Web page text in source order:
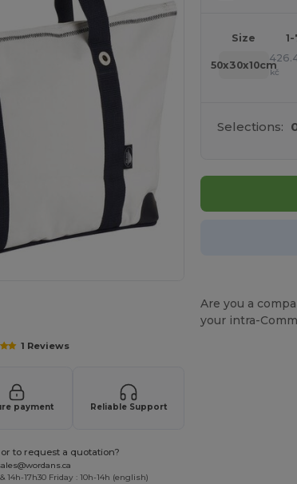
1 Reviews
payment Reliable Support
to request a quotation?
14h-17h30 Friday : 10h-14h (english)
Size 1-
50x30x10cm
kč
Selections:
Are you a
your intra-